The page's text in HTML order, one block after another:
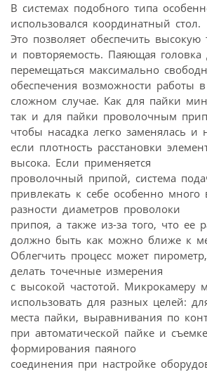
В системах подобного типа
использовался координатный стол.
Это позволяет обеспечить высокую
и повторяемость. Паяющая головка
перемещаться максимально
обеспечения возможности работы
сложном случае. Как для пайки
так и для пайки проволочным
чтобы насадка легко заменялась и
если плотность расстановки
высока. Если применяется
проволочный припой, система
привлекать к себе особенно много
разности диаметров проволоки
припоя, а также из-за того, что ее
должно быть как можно ближе к
Облегчить процесс может
делать точечные измерения
с высокой частотой. Микрокамеру
использовать для разных целей:
места пайки, выравнивания по
при автоматической пайке и
формирования паяного
соединения при настройке